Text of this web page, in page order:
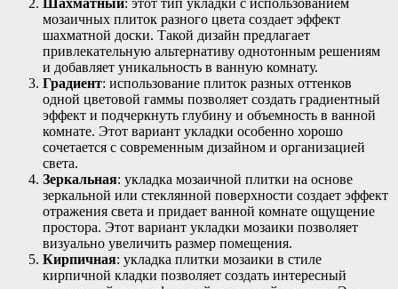
мозаичных плиток разного цвета создает эффект
шахматной доски. Такой дизайн предлагает
привлекательную альтернативу однотонным решениям
и добавляет уникальность в ванную комнату.
Градиент: использование плиток разных оттенков
одной цветовой гаммы позволяет создать градиентный
эффект и подчеркнуть глубину и объемность в ванной
комнате. Этот вариант укладки особенно хорошо
сочетается с современным дизайном и организацией
света.
Зеркальная: укладка мозаичной плитки на основе
зеркальной или стеклянной поверхности создает эффект
отражения света и придает ванной комнате ощущение
простора. Этот вариант укладки мозаики позволяет
визуально увеличить размер помещения.
Кирпичная: укладка плитки мозаики в стиле
кирпичной кладки позволяет создать интересный